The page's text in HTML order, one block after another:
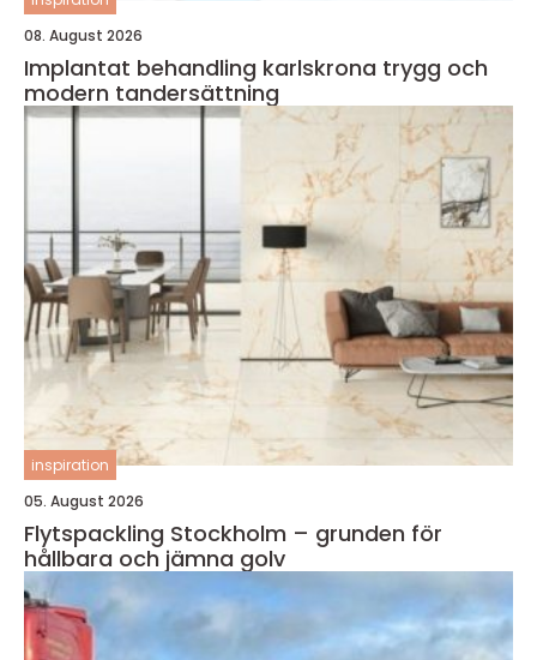
08. August 2026
Implantat behandling karlskrona trygg och
modern tandersättning
inspiration
05. August 2026
Flytspackling Stockholm – grunden för
hållbara och jämna golv